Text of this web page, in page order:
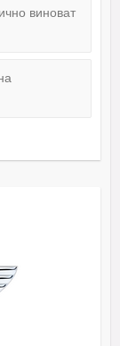
виноват